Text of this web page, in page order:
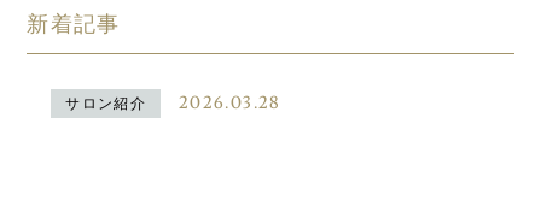
新着記事
サロン紹介 2026.03.28